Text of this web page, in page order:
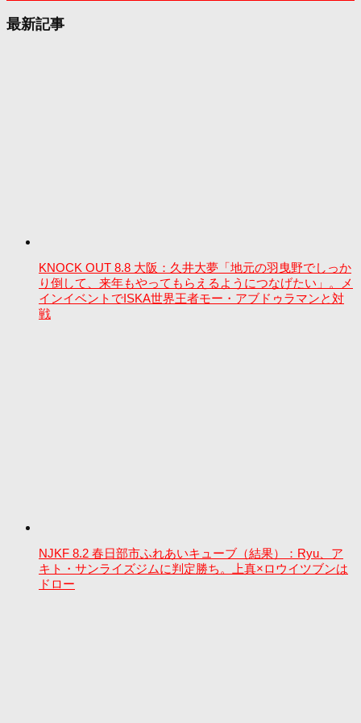
最新記事
KNOCK OUT 8.8 大阪：久井大夢「地元の羽曳野でしっか
り倒して、来年もやってもらえるようにつなげたい」。メ
インイベントでISKA世界王者モー・アブドゥラマンと対
戦
NJKF 8.2 春日部市ふれあいキューブ（結果）：Ryu、ア
キト・サンライズジムに判定勝ち。上真×ロウイツブンは
ドロー